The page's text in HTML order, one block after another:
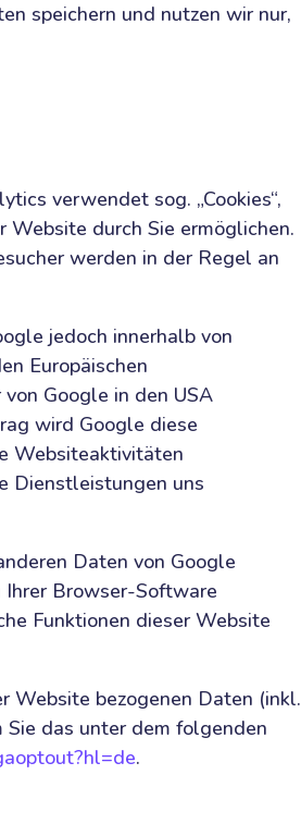
speichern und nutzen wir nur,
verwendet sog. „Cookies“,
durch Sie ermöglichen.
werden in der Regel an
jedoch innerhalb von
Europäischen
Google in den USA
wird Google diese
Websiteaktivitäten
Dienstleistungen uns
Daten von Google
Ihrer Browser-Software
Funktionen dieser Website
Website bezogenen Daten (inkl.
Sie das unter dem folgenden
.